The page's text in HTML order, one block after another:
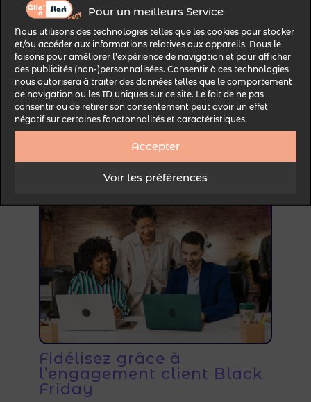
Pour un meilleurs Service
Nous utilisons des technologies telles que les cookies pour stocker
et/ou accéder aux informations relatives aux appareils. Nous le
faisons pour améliorer l’expérience de navigation et pour afficher
des publicités (non-)personnalisées. Consentir à ces technologies
nous autorisera à traiter des données telles que le comportement
de navigation ou les ID uniques sur ce site. Le fait de ne pas
consentir ou de retirer son consentement peut avoir un effet
négatif sur certaines fonctonnalités et caractéristiques.
Accepter
Voir les préférences
Chaque canalrenforce la portée de
vos contenus GEO, sans nécessiter
de budget publicitaire massif. La
micro-personnalisation IA
(recommandations dynamiques,
offres segmentées)joue ici un rôle
ressources limitées.
Fidélisez grâce à
l’engagement client Black
Friday